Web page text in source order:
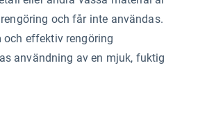
och får inte användas.
och effektiv rengöring
användning av en mjuk, fuktig